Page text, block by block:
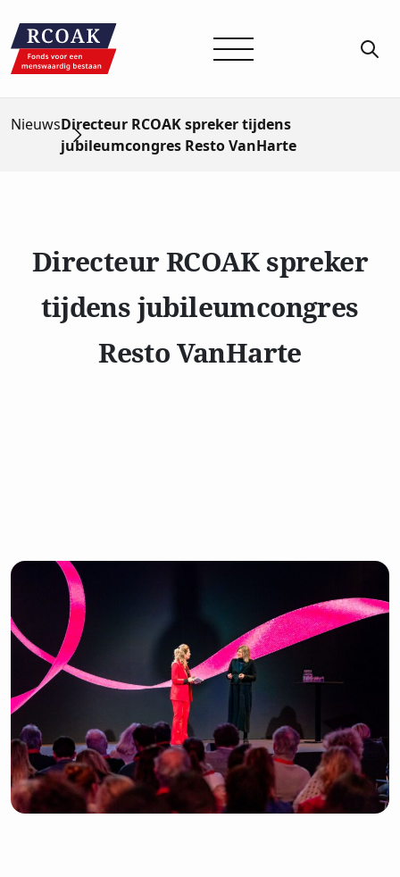
NieuwsDirecteur RCOAK spreker tijdens
jubileumcongres Resto VanHarte
Directeur RCOAK spreker
tijdens jubileumcongres
Resto VanHarte